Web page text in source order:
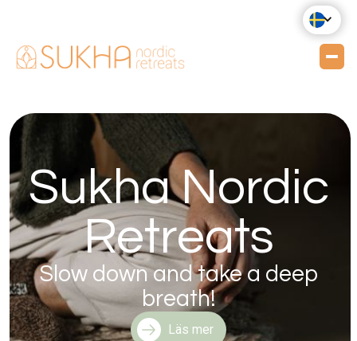
Sukha Nordic
Retreats
Slow down and take a deep
breath!
Läs mer